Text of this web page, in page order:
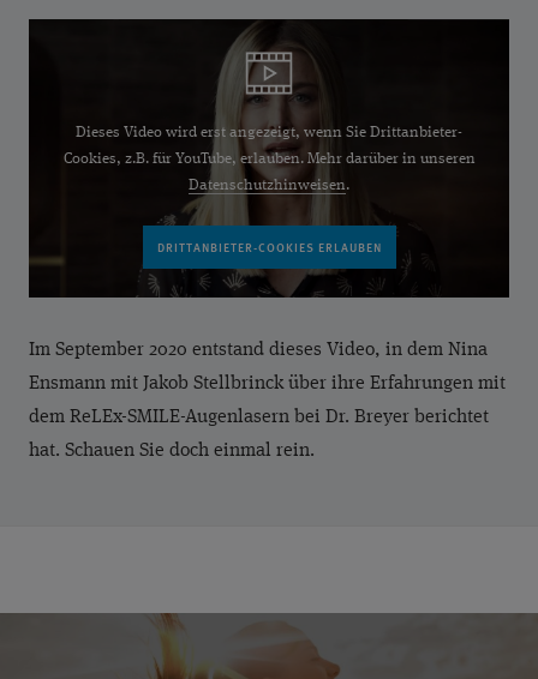
Dieses Video wird erst angezeigt, wenn Sie Drittanbieter-
Cookies, z.B. für YouTube, erlauben. Mehr darüber in unseren
Datenschutzhinweisen.
Im September 2020 entstand dieses Video, in dem Nina
Ensmann mit Jakob Stellbrinck über ihre Erfahrungen mit
dem ReLEx-SMILE-Augenlasern bei Dr. Breyer berichtet
hat. Schauen Sie doch einmal rein.